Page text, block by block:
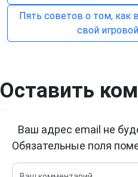
Пять советов о том, как
свой
Оставить
Ваш адрес email не
Обязательные поля